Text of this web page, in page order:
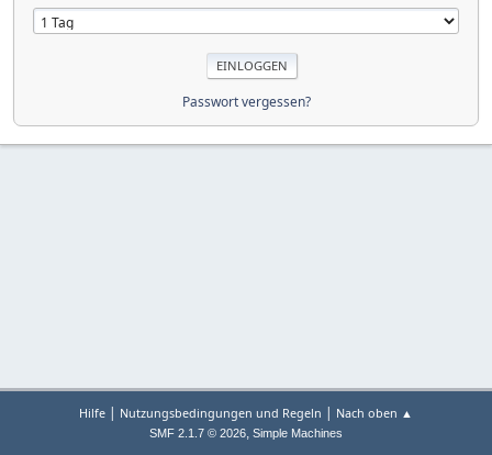
Passwort vergessen?
Hilfe | Nutzungsbedingungen und Regeln | Nach oben ▲
SMF 2.1.7 © 2026, Simple Machines